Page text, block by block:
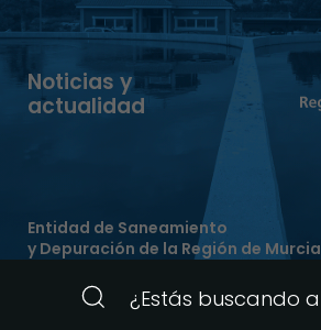
Noticias y
actualidad
Entidad de Saneamiento
y Depuración de la Región de Murcia